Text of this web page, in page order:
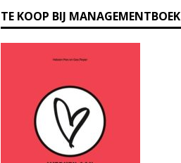
o
n
s
TE KOOP BIJ MANAGEMENTBOEK